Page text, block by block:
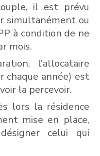
il est prévu
simultanément ou
à condition de ne
mois.
l’allocataire
chaque année) est
la percevoir.
lors la résidence
mise en place,
celui qui